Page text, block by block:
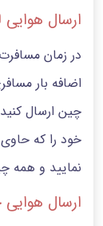
ارسال
در زمان
اضافه بار
چین ارسال
خود را که
نمایید و همه
ارسال